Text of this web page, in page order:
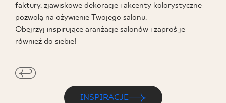
KONTAKT
faktury, zjawiskowe dekoracje i akcenty kolorystyczne
pozwolą na ożywienie Twojego salonu.
Obejrzyj inspirujące aranżacje salonów i zaproś je
również do siebie!
INSPIRACJE